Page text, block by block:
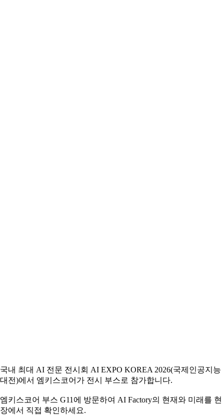
국내 최대 AI 전문 전시회 AI EXPO KOREA 2026(국제인공지능
대전)에서 엠키스코어가 전시 부스로 참가합니다.
엠키스코어 부스 G11에 방문하여 AI Factory의 현재와 미래를 현
장에서 직접 확인하세요.